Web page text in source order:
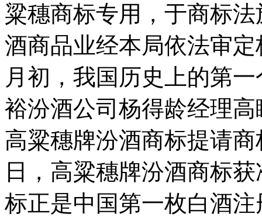
粱穗商标专用，于商标
酒商品业经本局依法审
月初，我国历史上的第
裕汾酒公司杨得龄经理
高粱穗牌汾酒商标提请
日，高粱穗牌汾酒商标
标正是中国第一枚白酒